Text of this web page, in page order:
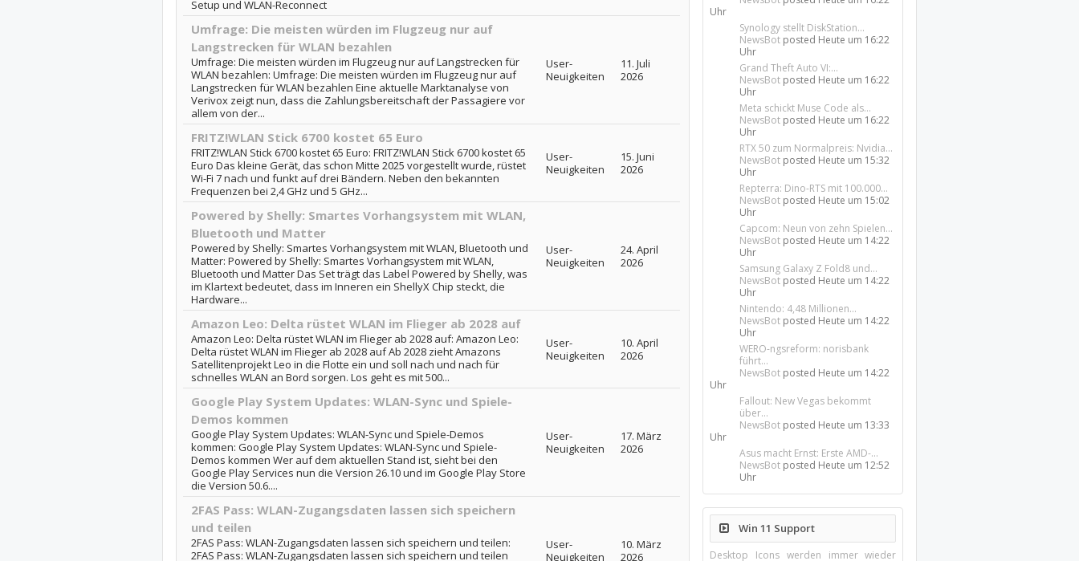
Setup und WLAN-Reconnect
Umfrage: Die meisten würden im Flugzeug nur auf
Langstrecken für WLAN bezahlen
Umfrage: Die meisten würden im Flugzeug nur auf Langstrecken für
WLAN bezahlen: Umfrage: Die meisten würden im Flugzeug nur auf
Langstrecken für WLAN bezahlen Eine aktuelle Marktanalyse von
Verivox zeigt nun, dass die Zahlungsbereitschaft der Passagiere vor
allem von der...
User-
Neuigkeiten
11. Juli
2026
FRITZ!WLAN Stick 6700 kostet 65 Euro
FRITZ!WLAN Stick 6700 kostet 65 Euro: FRITZ!WLAN Stick 6700 kostet 65
Euro Das kleine Gerät, das schon Mitte 2025 vorgestellt wurde, rüstet
Wi-Fi 7 nach und funkt auf drei Bändern. Neben den bekannten
Frequenzen bei 2,4 GHz und 5 GHz...
User-
Neuigkeiten
15. Juni
2026
Powered by Shelly: Smartes Vorhangsystem mit WLAN,
Bluetooth und Matter
Powered by Shelly: Smartes Vorhangsystem mit WLAN, Bluetooth und
Matter: Powered by Shelly: Smartes Vorhangsystem mit WLAN,
Bluetooth und Matter Das Set trägt das Label Powered by Shelly, was
im Klartext bedeutet, dass im Inneren ein ShellyX Chip steckt, die
Hardware...
User-
Neuigkeiten
24. April
2026
Amazon Leo: Delta rüstet WLAN im Flieger ab 2028 auf
Amazon Leo: Delta rüstet WLAN im Flieger ab 2028 auf: Amazon Leo:
Delta rüstet WLAN im Flieger ab 2028 auf Ab 2028 zieht Amazons
Satellitenprojekt Leo in die Flotte ein und soll nach und nach für
schnelles WLAN an Bord sorgen. Los geht es mit 500...
User-
Neuigkeiten
10. April
2026
Google Play System Updates: WLAN-Sync und Spiele-
Demos kommen
Google Play System Updates: WLAN-Sync und Spiele-Demos
kommen: Google Play System Updates: WLAN-Sync und Spiele-
Demos kommen Wer auf dem aktuellen Stand ist, sieht bei den
Google Play Services nun die Version 26.10 und im Google Play Store
die Version 50.6....
User-
Neuigkeiten
17. März
2026
2FAS Pass: WLAN-Zugangsdaten lassen sich speichern
und teilen
2FAS Pass: WLAN-Zugangsdaten lassen sich speichern und teilen:
2FAS Pass: WLAN-Zugangsdaten lassen sich speichern und teilen
User-
Neuigkeiten
10. März
2026
Uhr
Synology stellt DiskStation...
NewsBot posted Heute um 16:22
Uhr
Grand Theft Auto VI:...
NewsBot posted Heute um 16:22
Uhr
Meta schickt Muse Code als...
NewsBot posted Heute um 16:22
Uhr
RTX 50 zum Normalpreis: Nvidia...
NewsBot posted Heute um 15:32
Uhr
Repterra: Dino-RTS mit 100.000...
NewsBot posted Heute um 15:02
Uhr
Capcom: Neun von zehn Spielen...
NewsBot posted Heute um 14:22
Uhr
Samsung Galaxy Z Fold8 und...
NewsBot posted Heute um 14:22
Uhr
Nintendo: 4,48 Millionen...
NewsBot posted Heute um 14:22
Uhr
WERO-ngsreform: norisbank
führt...
NewsBot posted Heute um 14:22
Uhr
Fallout: New Vegas bekommt
über...
NewsBot posted Heute um 13:33
Uhr
Asus macht Ernst: Erste AMD-...
NewsBot posted Heute um 12:52
Uhr
Win 11 Support
Desktop Icons werden immer wieder